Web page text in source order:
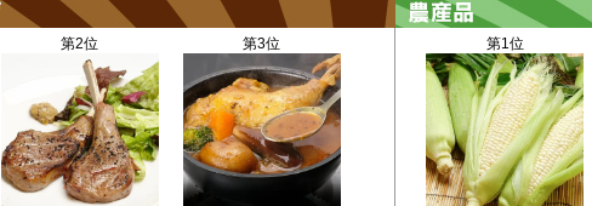
第2位 第3位 第1位